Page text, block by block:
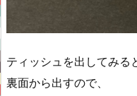
ティッシュを出してみる
裏面から出すので、